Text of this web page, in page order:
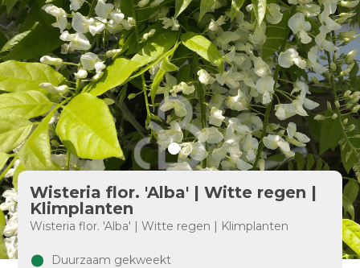
Wisteria flor. 'Alba' | Witte regen |
Klimplanten
Wisteria flor. 'Alba' | Witte regen | Klimplanten
Duurzaam gekweekt